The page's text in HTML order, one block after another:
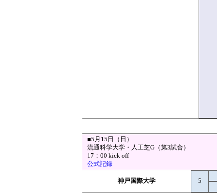
■5月15日（日）
流通科学大学・人工芝G（第3試合）
17：00 kick off
公式記録
神戸国際大学 5